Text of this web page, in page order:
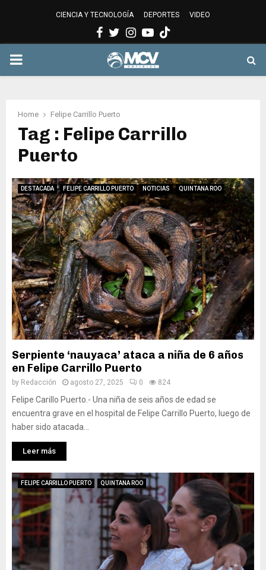
CIENCIA Y TECNOLOGÍA DEPORTES VIDEO
Facebook
Twitter
Instagram
Youtube
PRIMARY
Home Felipe Carrillo Puerto
Tag : Felipe Carrillo
Puerto
DESTACADA FELIPE CARRILLO PUERTO NOTICIAS QUINTANA ROO
Serpiente ‘nauyaca’ ataca a niña de 6 años
en Felipe Carrillo Puerto
by Redacción agosto 27, 2025 0 824
Felipe Carillo Puerto.- Una niña de seis años de edad se
encuentra grave en el hospital de Felipe Carrillo Puerto, luego de
haber sido atacada...
Leer más
FELIPE CARRILLO PUERTO QUINTANA ROO